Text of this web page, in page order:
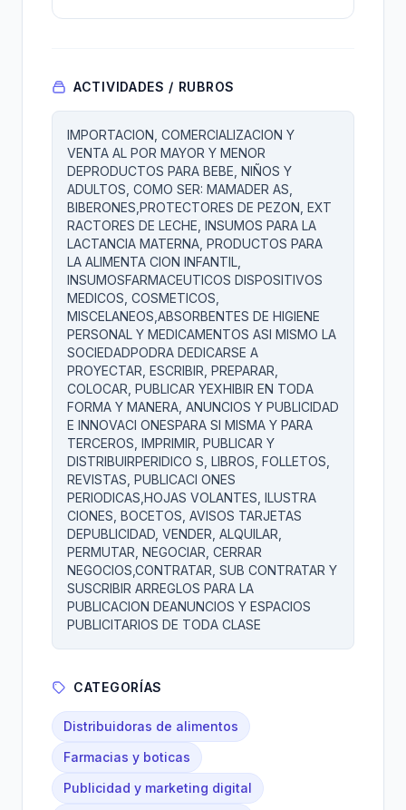
ACTIVIDADES / RUBROS
IMPORTACION, COMERCIALIZACION Y
VENTA AL POR MAYOR Y MENOR
DEPRODUCTOS PARA BEBE, NIÑOS Y
ADULTOS, COMO SER: MAMADER AS,
BIBERONES,PROTECTORES DE PEZON, EXT
RACTORES DE LECHE, INSUMOS PARA LA
LACTANCIA MATERNA, PRODUCTOS PARA
LA ALIMENTA CION INFANTIL,
INSUMOSFARMACEUTICOS DISPOSITIVOS
MEDICOS, COSMETICOS,
MISCELANEOS,ABSORBENTES DE HIGIENE
PERSONAL Y MEDICAMENTOS ASI MISMO LA
SOCIEDADPODRA DEDICARSE A
PROYECTAR, ESCRIBIR, PREPARAR,
COLOCAR, PUBLICAR YEXHIBIR EN TODA
FORMA Y MANERA, ANUNCIOS Y PUBLICIDAD
E INNOVACI ONESPARA SI MISMA Y PARA
TERCEROS, IMPRIMIR, PUBLICAR Y
DISTRIBUIRPERIDICO S, LIBROS, FOLLETOS,
REVISTAS, PUBLICACI ONES
PERIODICAS,HOJAS VOLANTES, ILUSTRA
CIONES, BOCETOS, AVISOS TARJETAS
DEPUBLICIDAD, VENDER, ALQUILAR,
PERMUTAR, NEGOCIAR, CERRAR
NEGOCIOS,CONTRATAR, SUB CONTRATAR Y
SUSCRIBIR ARREGLOS PARA LA
PUBLICACION DEANUNCIOS Y ESPACIOS
PUBLICITARIOS DE TODA CLASE
CATEGORÍAS
Distribuidoras de alimentos
Farmacias y boticas
Publicidad y marketing digital